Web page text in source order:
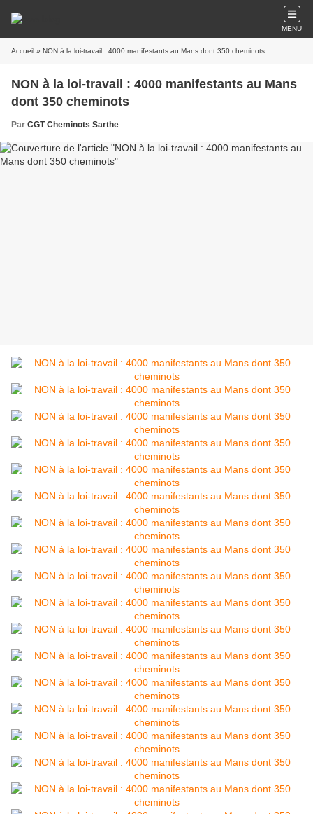
MENU
Accueil » NON à la loi-travail : 4000 manifestants au Mans dont 350 cheminots
NON à la loi-travail : 4000 manifestants au Mans
dont 350 cheminots
Par CGT Cheminots Sarthe